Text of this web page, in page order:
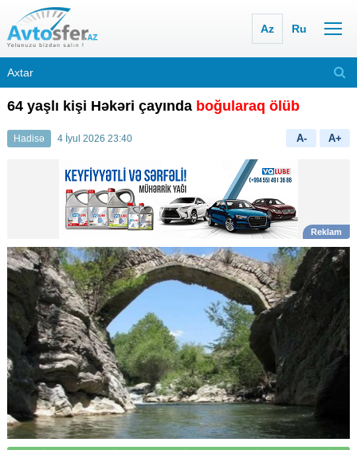
Az Ru
64 yaşlı kişi Həkəri çayında boğularaq ölüb
Hadisə 4 İyul 2026 23:40 A- A+